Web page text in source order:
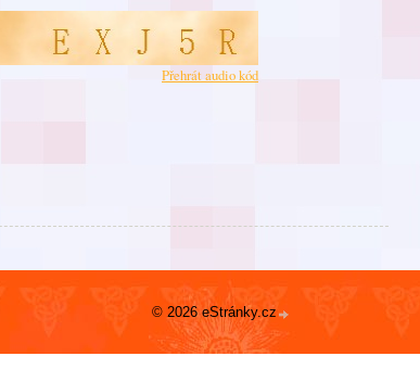
Přehrát audio kód
© 2026 eStránky.cz